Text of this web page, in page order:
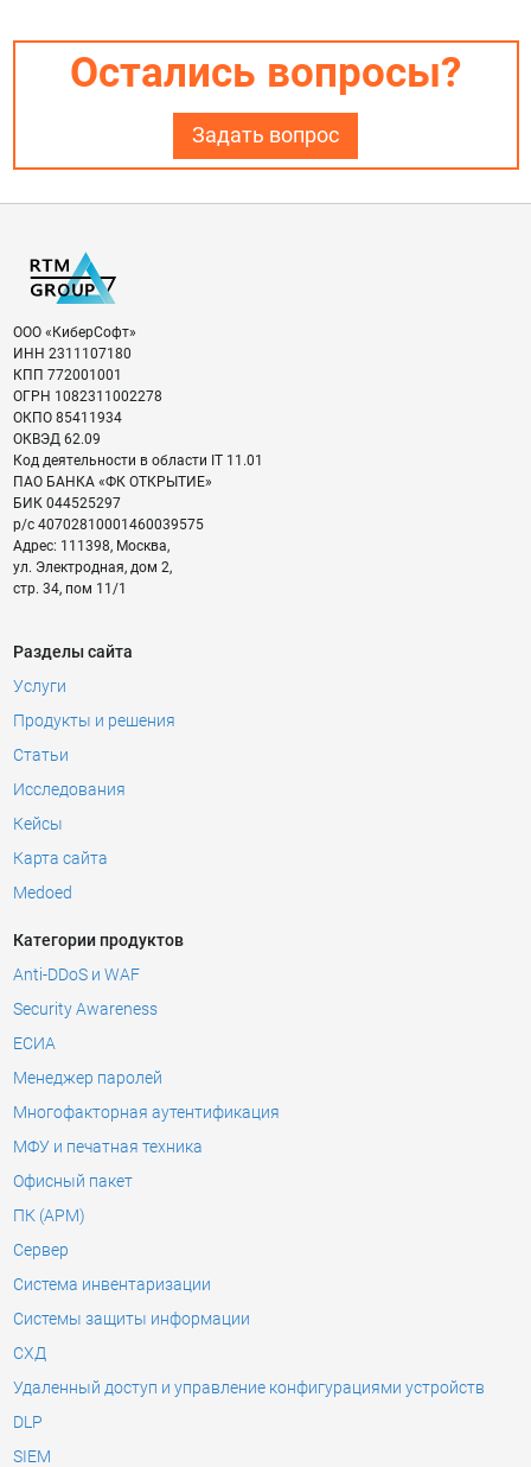
Остались вопросы?
Задать вопрос
ООО «КиберСофт»
ИНН 2311107180
КПП 772001001
ОГРН 1082311002278
ОКПО 85411934
ОКВЭД 62.09
Код деятельности в области IT 11.01
ПАО БАНКА «ФК ОТКРЫТИЕ»
БИК 044525297
р/с 40702810001460039575
Адрес: 111398, Москва,
ул. Электродная, дом 2,
стр. 34, пом 11/1
Разделы сайта
Услуги
Продукты и решения
Статьи
Исследования
Кейсы
Карта сайта
Medoed
Категории продуктов
Anti-DDoS и WAF
Security Awareness
ЕСИА
Менеджер паролей
Многофакторная аутентификация
МФУ и печатная техника
Офисный пакет
ПК (АРМ)
Сервер
Система инвентаризации
Системы защиты информации
СХД
Удаленный доступ и управление конфигурациями устройств
DLP
SIEM